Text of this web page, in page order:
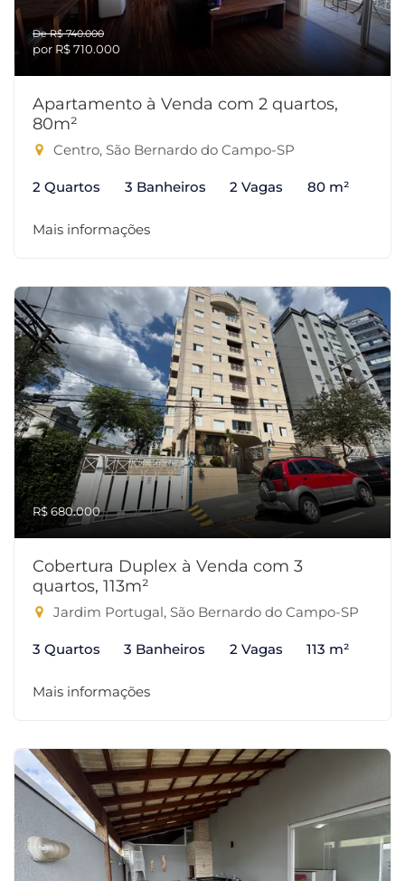
De R$ 740.000
por R$ 710.000
Apartamento à Venda com 2 quartos,
80m²
Centro, São Bernardo do Campo-SP
2 Quartos 3 Banheiros 2 Vagas 80 m²
Mais informações
R$ 680.000
Cobertura Duplex à Venda com 3
quartos, 113m²
Jardim Portugal, São Bernardo do Campo-SP
3 Quartos 3 Banheiros 2 Vagas 113 m²
Mais informações